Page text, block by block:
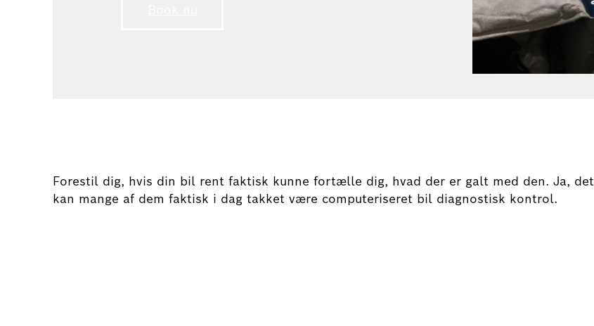
Forestil dig, hvis din bil rent faktisk kunne fortælle dig, hvad der er galt med den. Ja, det
kan mange af dem faktisk i dag takket være computeriseret bil diagnostisk kontrol.